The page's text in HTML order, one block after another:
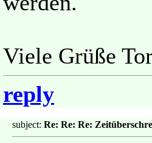
Viele Grüße
reply
subject: Re: Re: Re: